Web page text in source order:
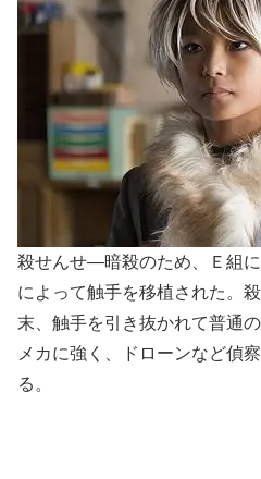
殺せんせ―暗殺のため、Ｅ組
によって触手を移植された。
末、触手を引き抜かれて普通
メカに強く、ドローンなど偵
る。